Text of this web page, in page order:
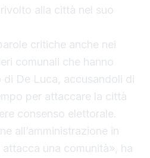
alla città nel suo
critiche anche nei
comunali che hanno
De Luca, accusandoli di
per attaccare la città
consenso elettorale.
all’amministrazione in
una comunità», ha